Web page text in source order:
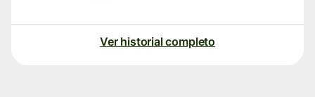
Ver historial completo